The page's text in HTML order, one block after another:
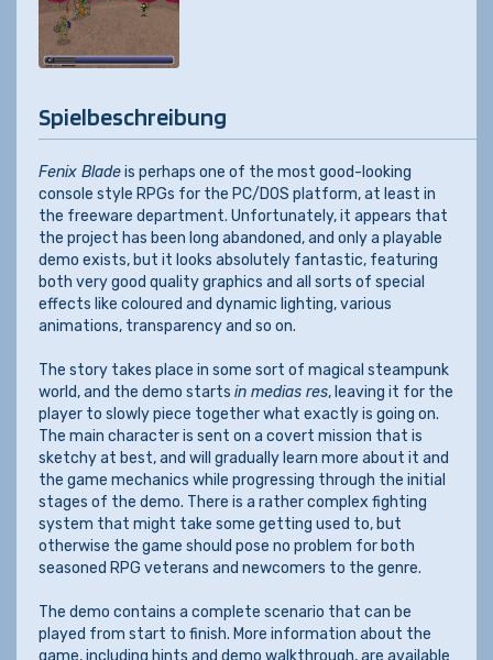
Spielbeschreibung
Fenix Bladeis perhaps one of the most good-looking
console style RPGs for the PC/DOS platform, at least in
the freeware department. Unfortunately, it appears that
the project has been long abandoned, and only a playable
demo exists, but it looks absolutely fantastic, featuring
both very good quality graphics and all sorts of special
effects like coloured and dynamic lighting, various
animations, transparency and so on.
The story takes place in some sort of magical steampunk
world, and the demo starts in medias res, leaving it for the
player to slowly piece together what exactly is going on.
The main character is sent on a covert mission that is
sketchy at best, and will gradually learn more about it and
the game mechanics while progressing through the initial
stages of the demo. There is a rather complex fighting
system that might take some getting used to, but
otherwise the game should pose no problem for both
seasoned RPG veterans and newcomers to the genre.
The demo contains a complete scenario that can be
played from start to finish. More information about the
game, including hints and demo walkthrough, are available